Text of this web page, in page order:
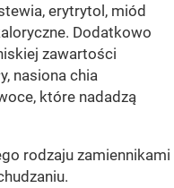
erytrytol, miód
Dodatkowo
zawartości
nasiona chia
które nadadzą
rodzaju zamiennikami